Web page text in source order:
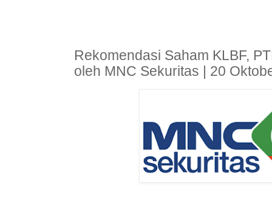
Rekomendasi Saham KLBF,
oleh MNC Sekuritas | 20